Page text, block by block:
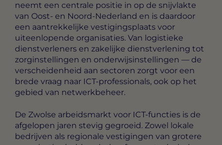
neemt een centrale positie in op de snijvlakte
van Oost- en Noord-Nederland en is daardoor
een aantrekkelijke vestigingsplaats voor
uiteenlopende organisaties. Van logistieke
dienstverleners en zakelijke dienstverlening tot
zorginstellingen en onderwijsinstellingen — de
verscheidenheid aan sectoren zorgt voor een
brede vraag naar ICT-professionals, ook op het
gebied van netwerkbeheer.
De Zwolse arbeidsmarkt voor ICT-functies is de
afgelopen jaren stevig gegroeid. Zowel lokale
bedrijven als regionale vestigingen van grotere